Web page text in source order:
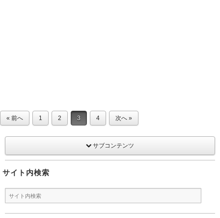
« 前へ 1 2 3 4 次へ »
サブコンテンツ
サイト内検索